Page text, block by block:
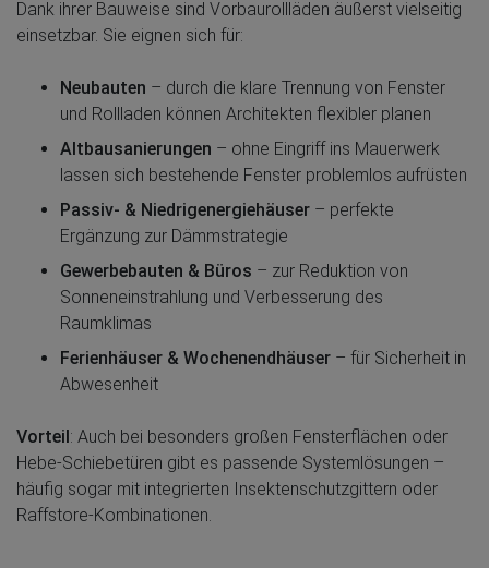
Dank ihrer Bauweise sind Vorbaurollläden äußerst vielseitig
einsetzbar. Sie eignen sich für:
Neubauten – durch die klare Trennung von Fenster
und Rollladen können Architekten flexibler planen
Altbausanierungen – ohne Eingriff ins Mauerwerk
lassen sich bestehende Fenster problemlos aufrüsten
Passiv- & Niedrigenergiehäuser – perfekte
Ergänzung zur Dämmstrategie
Gewerbebauten & Büros – zur Reduktion von
Sonneneinstrahlung und Verbesserung des
Raumklimas
Ferienhäuser & Wochenendhäuser – für Sicherheit in
Abwesenheit
Vorteil: Auch bei besonders großen Fensterflächen oder
Hebe-Schiebetüren gibt es passende Systemlösungen –
häufig sogar mit integrierten Insektenschutzgittern oder
Raffstore-Kombinationen.